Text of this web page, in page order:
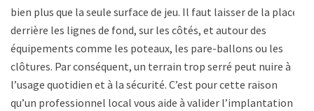
bien plus que la seule surface de jeu. Il faut laisser de la place
derrière les lignes de fond, sur les côtés, et autour des
équipements comme les poteaux, les pare-ballons ou les
clôtures. Par conséquent, un terrain trop serré peut nuire à
l’usage quotidien et à la sécurité. C’est pour cette raison
qu’un professionnel local vous aide à valider l’implantation